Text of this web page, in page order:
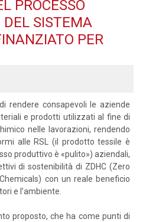
di
PROCESSO
SISTEMA
PER
rendere consapevoli le aziende
e prodotti utilizzati al fine di
nelle lavorazioni, rendendo
alle RSL (il prodotto tessile è
produttivo è «pulito») aziendali,
di sostenibilità di ZDHC (Zero
con un reale beneficio
e l’ambiente.
proposto, che ha come punti di